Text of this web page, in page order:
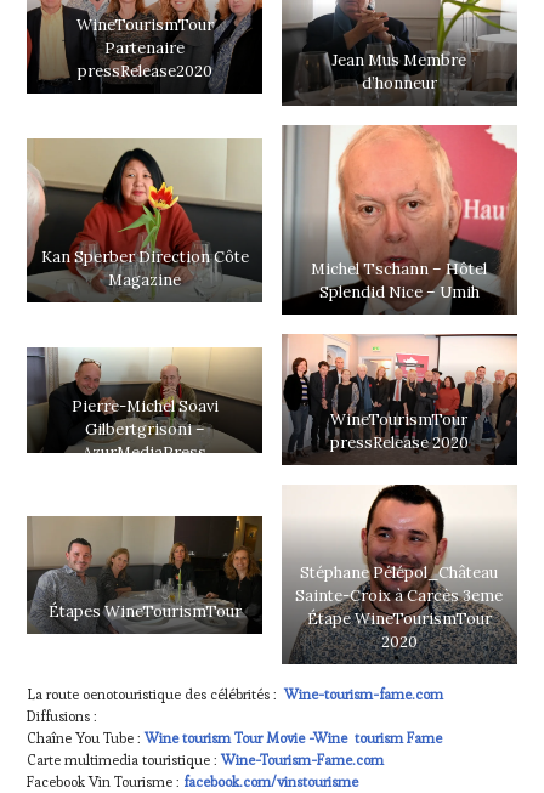
WineTourismTour
Partenaire
pressRelease2020
Jean Mus Membre
d’honneur
Kan Sperber Direction Côte
Magazine
Michel Tschann – Hôtel
Splendid Nice – Umih
Pierre-Michel Soavi
Gilbertgrisoni –
AzurMediaPress
WineTourismTour
pressRelease 2020
Étapes WineTourismTour
Stéphane Pélépol_Château
Sainte-Croix à Carcès 3eme
Étape WineTourismTour
2020
La route oenotouristique des célébrités :Wine-tourism-fame.com
Diffusions :
Chaîne You Tube :Wine tourism Tour Movie -Wine tourism Fame
Carte multimedia touristique :Wine-Tourism-Fame.com
Facebook Vin Tourisme : facebook.com/vinstourisme